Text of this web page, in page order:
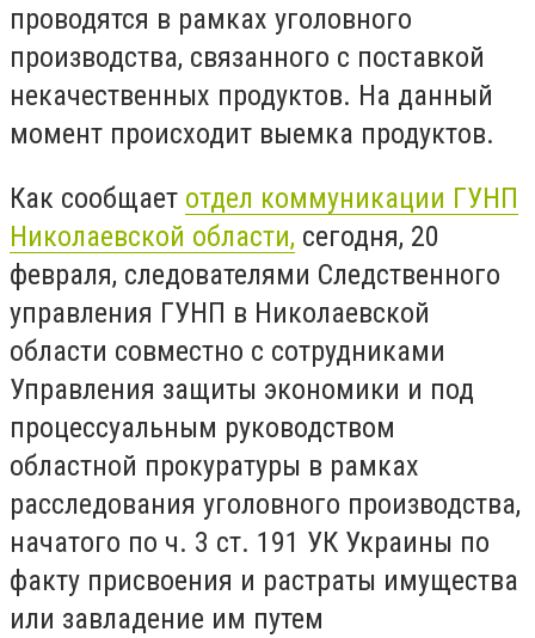
проводятся в рамках уголовного
производства, связанного с поставкой
некачественных продуктов. На данный
момент происходит выемка продуктов.
Как сообщает отдел коммуникации ГУНП
Николаевской области, сегодня, 20
февраля, следователями Следственного
управления ГУНП в Николаевской
области совместно с сотрудниками
Управления защиты экономики и под
процессуальным руководством
областной прокуратуры в рамках
расследования уголовного производства,
начатого по ч. 3 ст. 191 УК Украины по
факту присвоения и растраты имущества
или завладение им путем